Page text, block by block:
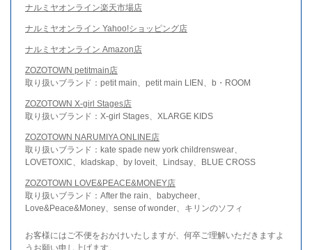
ナルミヤオンライン楽天市場店
ナルミヤオンライン Yahoo!ショッピング店
ナルミヤオンライン Amazon店
ZOZOTOWN petitmain店
取り扱いブランド：petit main、petit main LIEN、b・ROOM
ZOZOTOWN X-girl Stages店
取り扱いブランド：X-girl Stages、XLARGE KIDS
ZOZOTOWN NARUMIYA ONLINE店
取り扱いブランド：kate spade new york childrenswear、
LOVETOXIC、kladskap、by loveit、Lindsay、BLUE CROSS
ZOZOTOWN LOVE&PEACE&MONEY店
取り扱いブランド：After the rain、babycheer、
Love&Peace&Money、sense of wonder、キリンのソフィ
お客様にはご不便をおかけいたしますが、何卒ご理解いただきますよ